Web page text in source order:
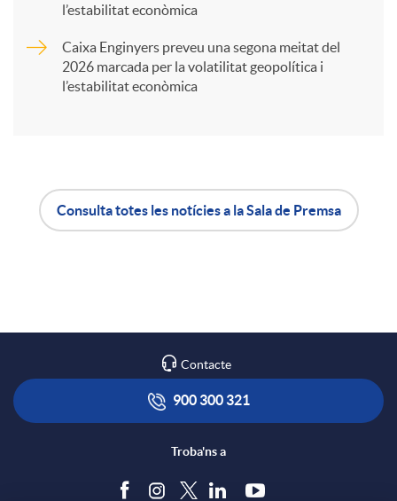
x
l’estabilitat econòmica
Caixa Enginyers preveu una segona meitat del
2026 marcada per la volatilitat geopolítica i
l’estabilitat econòmica
i
ó
Consulta totes les notícies a la Sala de Premsa
Contacte
900 300 321
Troba'ns a